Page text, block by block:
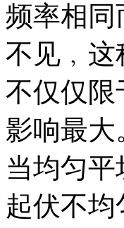
频率相同
不见﹐这
不仅仅限
影响最
当均匀
起伏不